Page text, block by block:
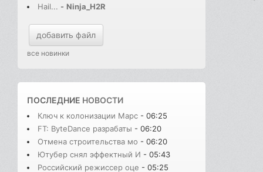
Hail... - Ninja_H2R
добавить файл
все новинки
ПОСЛЕДНИЕ НОВОСТИ
Ключ к колонизации Марс - 06:25
FT: ByteDance разрабаты - 06:20
Отмена строительства мо - 06:20
Ютубер снял эффектный И - 05:43
Российский режиссер оце - 05:25